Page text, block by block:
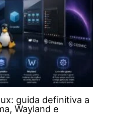
guida definitiva a
Wayland e